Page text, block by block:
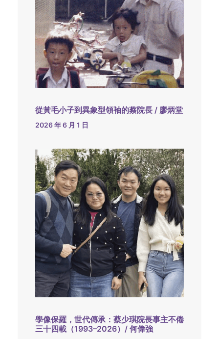
從黃毛小子到異象型領袖的蔡院長 / 廖炳堂
2026 年 6 月 1 日
學像保羅，世代傳承：蔡少琪院長事主不倦
三十四載（1993–2026）/ 何偉強